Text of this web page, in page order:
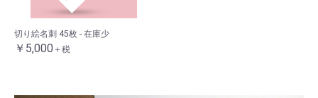
切り絵名刺 45枚 - 在庫少
￥5,000 ＋税